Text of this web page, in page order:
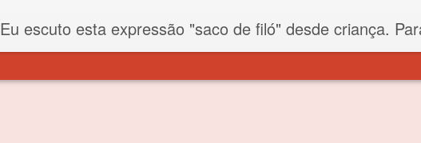
Eu escuto esta expressão "saco de filó" desde criança. Para quem não sabe, filó é um tecido todo furadinho e permite que um saco feito com ele, mesmo que muito exposto ao ar soprado para dentro, nunca vai se